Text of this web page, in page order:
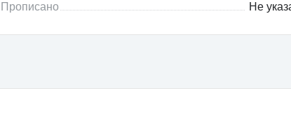
Прописано
Не